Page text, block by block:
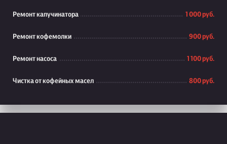
Ремонт капучинатора 1 000 руб.
Ремонт кофемолки 900 руб.
Ремонт насоса 1 100 руб.
Чистка от кофейных масел 800 руб.